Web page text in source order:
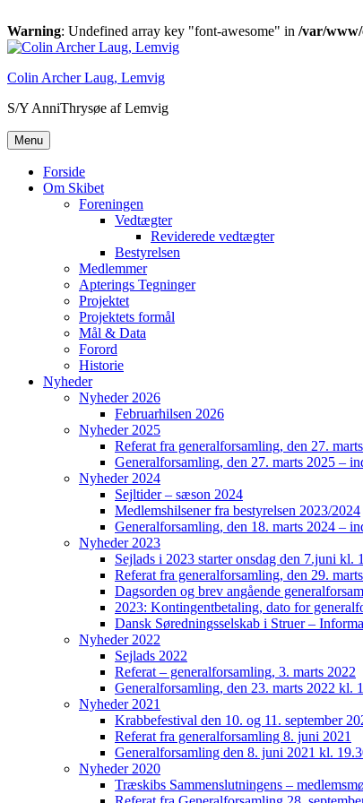
Warning: Undefined array key "font-awesome" in /var/www/
Videre
indhold
Colin Archer Laug, Lemvig
S/Y AnniThrysøe af Lemvig
Menu
Forside
Om Skibet
Foreningen
Vedtægter
Reviderede vedtægter
Bestyrelsen
Medlemmer
Apterings Tegninger
Projektet
Projektets formål
Mål & Data
Forord
Historie
Nyheder
Nyheder 2026
Februarhilsen 2026
Nyheder 2025
Referat fra generalforsamling, den 27.
Generalforsamling, den 27. marts 2025 –
Nyheder 2024
Sejltider – sæson 2024
Medlemshilsener fra bestyrelsen 2023/2024
Generalforsamling, den 18. marts 2024 –
Nyheder 2023
Sejlads i 2023 starter onsdag den 7.juni
Referat fra generalforsamling, den 29.
Dagsorden og brev angående
2023: Kontingentbetaling, dato for
Dansk Søredningsselskab i Struer –
Nyheder 2022
Sejlads 2022
Referat – generalforsamling, 3. marts 2022
Generalforsamling, den 23. marts 2022 kl.
Nyheder 2021
Krabbefestival den 10. og 11. september
Referat fra generalforsamling 8. juni 2021
Generalforsamling den 8. juni 2021 kl.
Nyheder 2020
Træskibs Sammenslutningens –